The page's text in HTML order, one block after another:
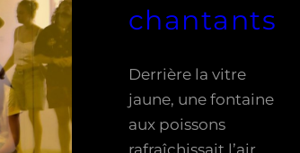
chantants
Derrière la vitre
jaune, une fontaine
aux poissons
rafraîchissait l’air.